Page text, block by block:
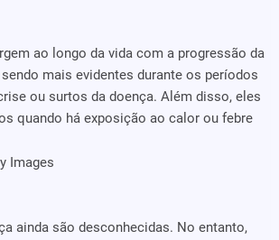
ao longo da vida com a progressão da
mais evidentes durante os períodos
ou surtos da doença. Além disso, eles
quando há exposição ao calor ou febre
Images
ainda são desconhecidas. No entanto,